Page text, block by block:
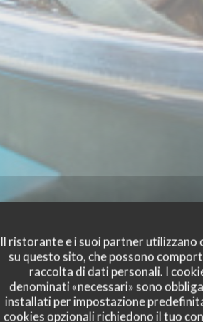
Il ristorante e i suoi partner utilizzano
su questo sito, che possono
raccolta di dati personali. I
denominati «necessari» sono
installati per impostazione
cookies opzionali richiedono il tuo